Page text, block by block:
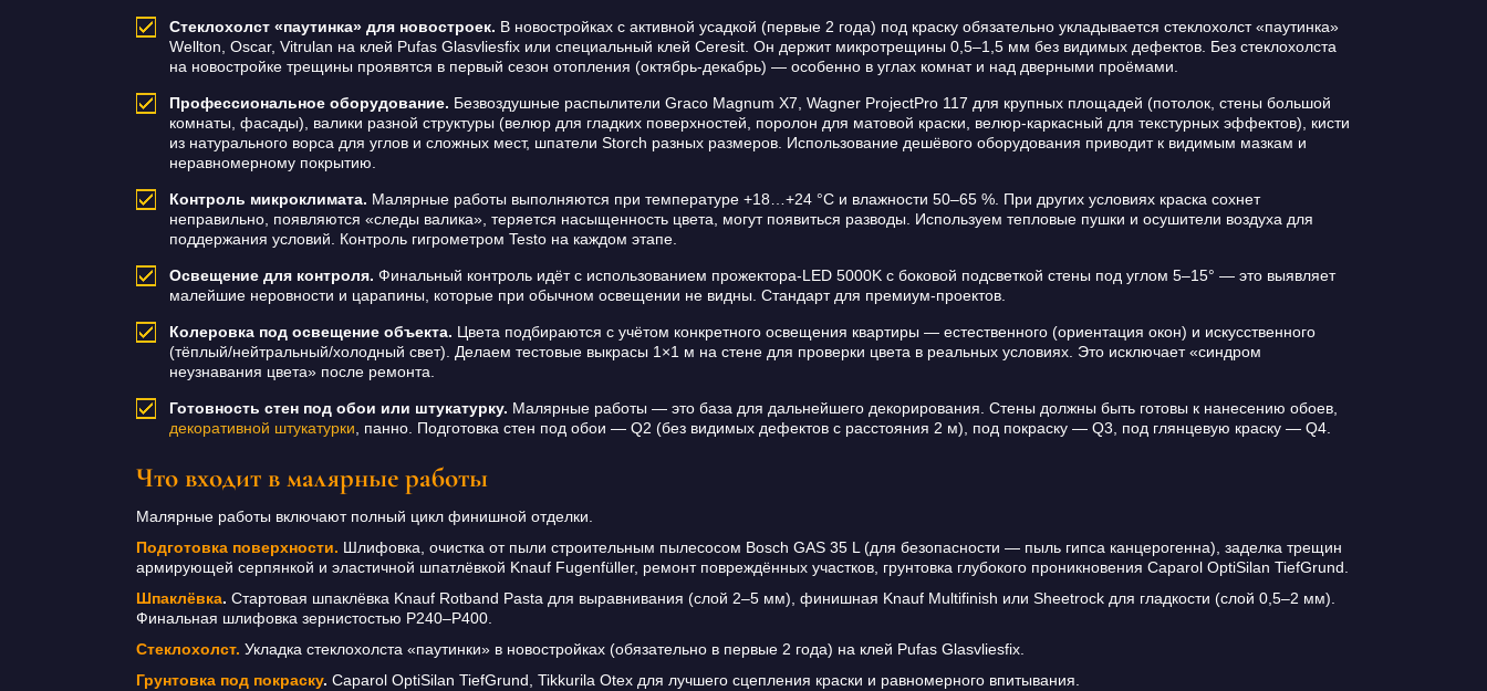
Стеклохолст «паутинка» для новостроек. В новостройках с активной усадкой (первые 2 года) под краску обязательно укладывается стеклохолст «паутинка»
Wellton, Oscar, Vitrulan на клей Pufas Glasvliesfix или специальный клей Ceresit. Он держит микротрещины 0,5–1,5 мм без видимых дефектов. Без стеклохолста
на новостройке трещины проявятся в первый сезон отопления (октябрь-декабрь) — особенно в углах комнат и над дверными проёмами.
Профессиональное оборудование. Безвоздушные распылители Graco Magnum X7, Wagner ProjectPro 117 для крупных площадей (потолок, стены большой
комнаты, фасады), валики разной структуры (велюр для гладких поверхностей, поролон для матовой краски, велюр-каркасный для текстурных эффектов), кисти
из натурального ворса для углов и сложных мест, шпатели Storch разных размеров. Использование дешёвого оборудования приводит к видимым мазкам и
неравномерному покрытию.
Контроль микроклимата. Малярные работы выполняются при температуре +18…+24 °C и влажности 50–65 %. При других условиях краска сохнет
неправильно, появляются «следы валика», теряется насыщенность цвета, могут появиться разводы. Используем тепловые пушки и осушители воздуха для
поддержания условий. Контроль гигрометром Testo на каждом этапе.
Освещение для контроля. Финальный контроль идёт с использованием прожектора-LED 5000K с боковой подсветкой стены под углом 5–15° — это выявляет
малейшие неровности и царапины, которые при обычном освещении не видны. Стандарт для премиум-проектов.
Колеровка под освещение объекта. Цвета подбираются с учётом конкретного освещения квартиры — естественного (ориентация окон) и искусственного
(тёплый/нейтральный/холодный свет). Делаем тестовые выкрасы 1×1 м на стене для проверки цвета в реальных условиях. Это исключает «синдром
неузнавания цвета» после ремонта.
Готовность стен под обои или штукатурку. Малярные работы — это база для дальнейшего декорирования. Стены должны быть готовы к нанесению обоев,
декоративной штукатурки , панно. Подготовка стен под обои — Q2 (без видимых дефектов с расстояния 2 м), под покраску — Q3, под глянцевую краску — Q4.
Что входит в малярные работы
Малярные работы включают полный цикл финишной отделки.
Подготовка поверхности. Шлифовка, очистка от пыли строительным пылесосом Bosch GAS 35 L (для безопасности — пыль гипса канцерогенна), заделка трещин
армирующей серпянкой и эластичной шпатлёвкой Knauf Fugenfüller, ремонт повреждённых участков, грунтовка глубокого проникновения Caparol OptiSilan TiefGrund.
Шпаклёвка. Стартовая шпаклёвка Knauf Rotband Pasta для выравнивания (слой 2–5 мм), финишная Knauf Multifinish или Sheetrock для гладкости (слой 0,5–2 мм).
Финальная шлифовка зернистостью P240–P400.
Стеклохолст. Укладка стеклохолста «паутинки» в новостройках (обязательно в первые 2 года) на клей Pufas Glasvliesfix.
Грунтовка под покраску. Caparol OptiSilan TiefGrund, Tikkurila Otex для лучшего сцепления краски и равномерного впитывания.